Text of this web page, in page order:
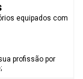
Inclusão Social
equipados com
profissão por